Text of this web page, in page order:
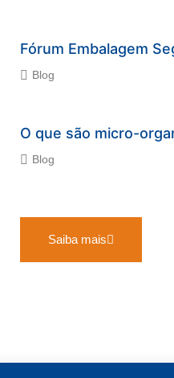
Fórum Embalagem
Blog
O que são micro-
Blog
Saiba mais